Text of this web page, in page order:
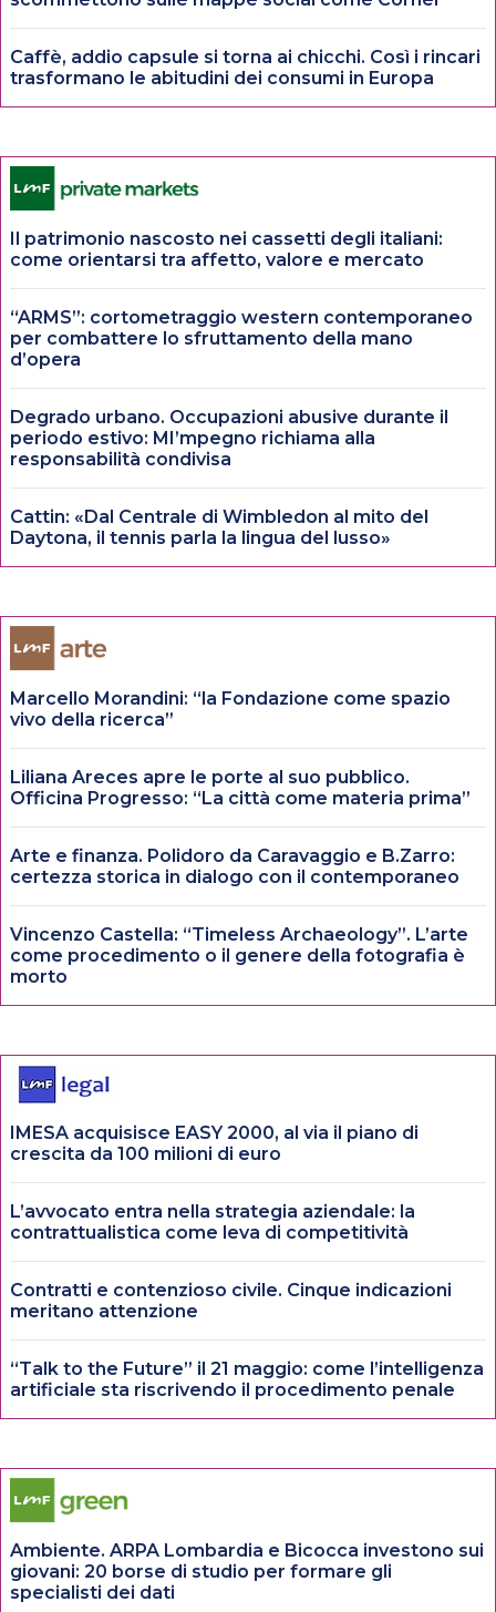
Caffè, addio capsule si torna ai chicchi. Così i rincari
trasformano le abitudini dei consumi in Europa
Il patrimonio nascosto nei cassetti degli italiani:
come orientarsi tra affetto, valore e mercato
“ARMS”: cortometraggio western contemporaneo
per combattere lo sfruttamento della mano
d’opera
Degrado urbano. Occupazioni abusive durante il
periodo estivo: MI’mpegno richiama alla
responsabilità condivisa
Cattin: «Dal Centrale di Wimbledon al mito del
Daytona, il tennis parla la lingua del lusso»
Marcello Morandini: “la Fondazione come spazio
vivo della ricerca”
Liliana Areces apre le porte al suo pubblico.
Officina Progresso: “La città come materia prima”
Arte e finanza. Polidoro da Caravaggio e B.Zarro:
certezza storica in dialogo con il contemporaneo
Vincenzo Castella: “Timeless Archaeology”. L’arte
come procedimento o il genere della fotografia è
morto
IMESA acquisisce EASY 2000, al via il piano di
crescita da 100 milioni di euro
L’avvocato entra nella strategia aziendale: la
contrattualistica come leva di competitività
Contratti e contenzioso civile. Cinque indicazioni
meritano attenzione
“Talk to the Future” il 21 maggio: come l’intelligenza
artificiale sta riscrivendo il procedimento penale
Ambiente. ARPA Lombardia e Bicocca investono sui
giovani: 20 borse di studio per formare gli
specialisti dei dati